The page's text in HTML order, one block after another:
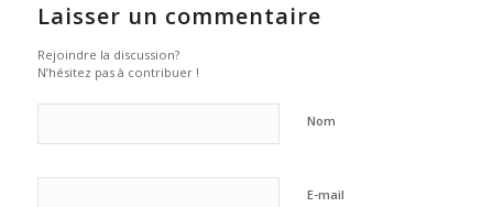
Laisser un commentaire
Rejoindre la discussion?
N’hésitez pas à contribuer !
Nom
E-mail